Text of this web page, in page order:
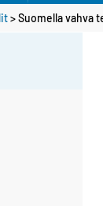
> Suomella vahva
S